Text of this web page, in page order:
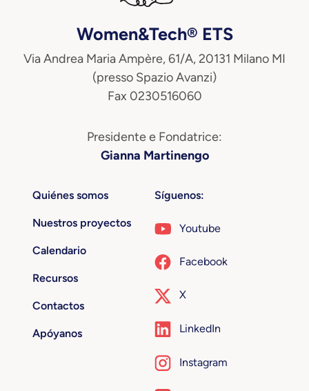
Women&Tech® ETS
Via Andrea Maria Ampère, 61/A, 20131 Milano MI
(presso Spazio Avanzi)
Fax 0230516060
Presidente e Fondatrice:
Gianna Martinengo
Quiénes somos
Nuestros proyectos
Calendario
Recursos
Contactos
Apóyanos
Síguenos:
Youtube
Facebook
X
LinkedIn
Instagram